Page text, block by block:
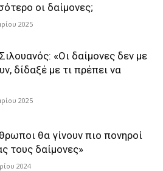
οι δαίμονες;
2025
«Οι δαίμονες δεν με
δίδαξέ με τι πρέπει να
2025
θα γίνουν πιο πονηροί
τους δαίμονες»
2024